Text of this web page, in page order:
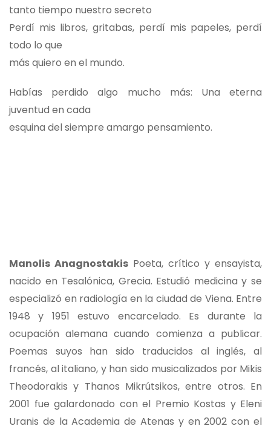
tanto tiempo nuestro secreto
Perdí mis libros, gritabas, perdí mis papeles, perdí
todo lo que
más quiero en el mundo.
Habías perdido algo mucho más: Una eterna
juventud en cada
esquina del siempre amargo pensamiento.
Manolis Anagnostakis Poeta, crítico y ensayista,
nacido en Tesalónica, Grecia. Estudió medicina y se
especializó en radiología en la ciudad de Viena. Entre
1948 y 1951 estuvo encarcelado. Es durante la
ocupación alemana cuando comienza a publicar.
Poemas suyos han sido traducidos al inglés, al
francés, al italiano, y han sido musicalizados por Mikis
Theodorakis y Thanos Mikrútsikos, entre otros. En
2001 fue galardonado con el Premio Kostas y Eleni
Uranis de la Academia de Atenas y en 2002 con el